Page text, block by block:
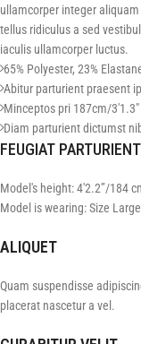
ullamcorper integer
tellus ridiculus a sed
iaculis ullamcorper luctus.
65% Polyester, 23%
Abitur parturient praesent
Minceptos pri 187cm/3'1.3"
Diam parturient dictumst
FEUGIAT PARTURIENT
Model's height: 4'2.2”/184
Model is wearing: Size Large
ALIQUET
Quam suspendisse
placerat nascetur a vel.